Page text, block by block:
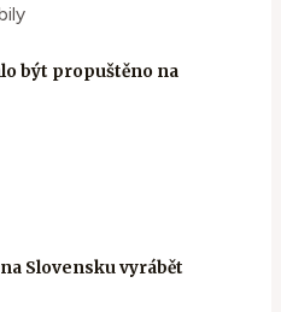
být propuštěno na
Slovensku vyrábět